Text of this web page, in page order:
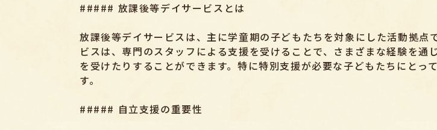
##### 放課後等デイサービスとは
放課後等デイサービスは、主に学童期の子どもたちを対象にした活動拠
ビスは、専門のスタッフによる支援を受けることで、さまざまな経験を
を受けたりすることができます。特に特別支援が必要な子どもたちにと
す。
##### 自立支援の重要性